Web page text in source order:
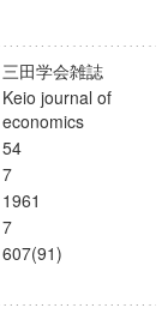
三田学会雑誌
Keio journal of
economics
54
7
1961
7
607(91)